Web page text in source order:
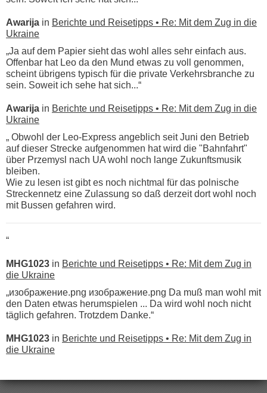
Awarija in Berichte und Reisetipps • Re: Mit dem Zug in die
Ukraine
„Ja auf dem Papier sieht das wohl alles sehr einfach aus.
Offenbar hat Leo da den Mund etwas zu voll genommen,
scheint übrigens typisch für die private Verkehrsbranche zu
sein. Soweit ich sehe hat sich...“
Awarija in Berichte und Reisetipps • Re: Mit dem Zug in die
Ukraine
„ Obwohl der Leo-Express angeblich seit Juni den Betrieb
auf dieser Strecke aufgenommen hat wird die "Bahnfahrt"
über Przemysl nach UA wohl noch lange Zukunftsmusik
bleiben.
Wie zu lesen ist gibt es noch nichtmal für das polnische
Streckennetz eine Zulassung so daß derzeit dort wohl noch
mit Bussen gefahren wird.
“
MHG1023 in Berichte und Reisetipps • Re: Mit dem Zug in
die Ukraine
„изображение.png изображение.png Da muß man wohl mit
den Daten etwas herumspielen ... Da wird wohl noch nicht
täglich gefahren. Trotzdem Danke.“
MHG1023 in Berichte und Reisetipps • Re: Mit dem Zug in
die Ukraine